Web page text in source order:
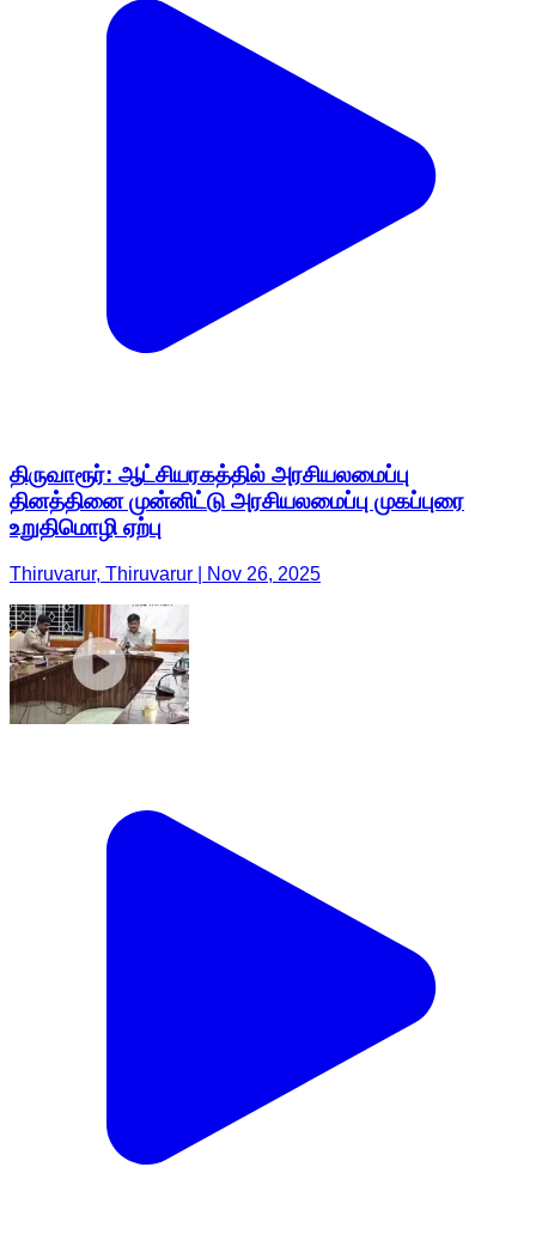
திருவாரூர்: ஆட்சியரகத்தில் அரசியலமைப்பு
தினத்தினை முன்னிட்டு அரசியலமைப்பு முகப்புரை
உறுதிமொழி ஏற்பு
Thiruvarur, Thiruvarur | Nov 26, 2025